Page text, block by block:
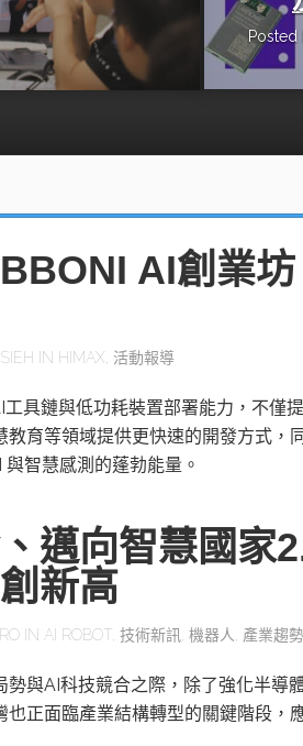
器人的關鍵
TensorFlow vs. PyTorch：AI框架
創客
Posted
BBONI AI創業
IN HIMAX 活動報導
具鏈與低功耗裝置部署能力，不僅
育等領域提供更快速的開發方式，
智慧感測的蓬勃能量。
邁向智慧國
新高
IN AI ROBOT 技術新訊 機器人 產業趨勢
勢與AI科技競合之際，除了強化半導
正面臨產業結構轉型的關鍵階段，